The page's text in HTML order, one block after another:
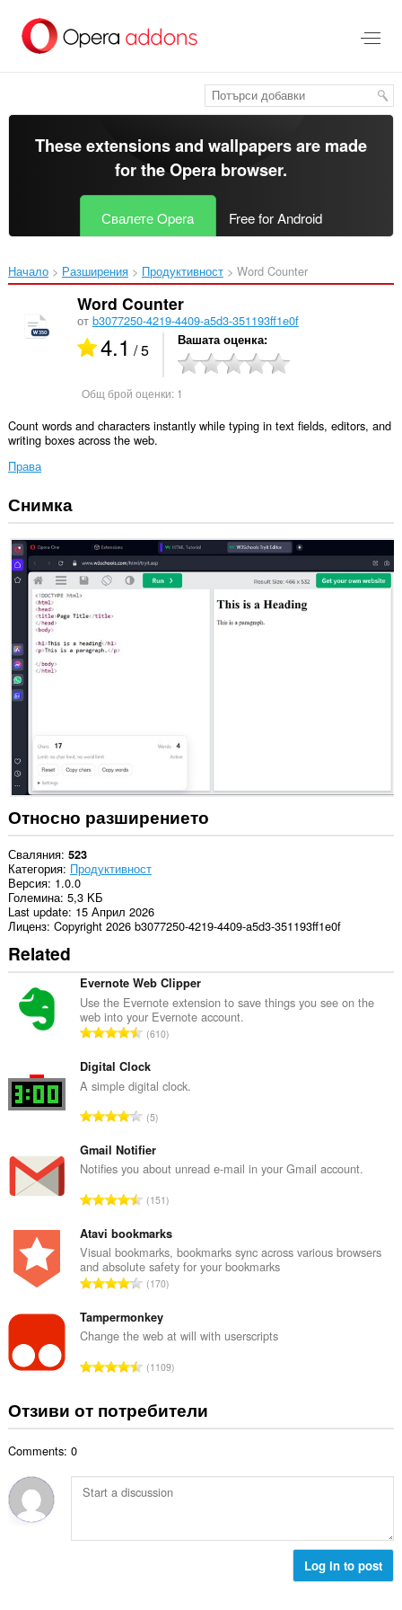
главното
съдържание
These extensions and wallpapers are made
for theOpera browser.
Свалете Opera Free for Android
Начало Разширения Продуктивност Word Counter‎
Word Counter
от b3077250-4219-4409-a5d3-351193ff1e0f
4.1 / 5 Вашата оценка
Общ брой оценки: 1
Count words and characters instantly while typing in text fields, editors, and
writing boxes across the web.
Права
Това
разширение
да
осъществява
достъп
данните
всички
сайтове.
This
extension
into
the
clipboard.
Снимка
Относно разширението
Сваляния 523
Категория Продуктивност
Версия 1.0.0
Големина 5,3 KБ
Last update 15 Април 2026
Лиценз Copyright 2026 b3077250-4219-4409-a5d3-351193ff1e0f
Related
Evernote Web Clipper
Use the Evernote extension to save things you see on the
web into your Evernote account.
О
щ
б
о
о
ц
е
н
к
и
:
610
Digital Clock
A simple digital clock.
О
щ
б
о
о
ц
е
н
к
и
5
Gmail Notifier
Notifies you about unread e-mail in your Gmail account.
О
щ
б
р
о
о
ц
е
н
и
:
151
Atavi bookmarks
Visual bookmarks, bookmarks sync across various browsers
and absolute safety for your bookmarks
О
щ
б
о
о
ц
к
и
170
Tampermonkey
Change the web at will with userscripts
О
щ
б
й
о
н
1109
Отзиви от потребители
Comments: 0
Log in to post